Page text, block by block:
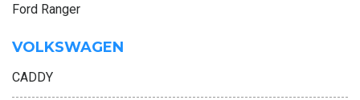
Ford Ranger
VOLKSWAGEN
CADDY